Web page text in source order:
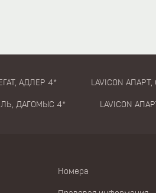
АДЛЕР 4* LAVICON
ДАГОМЫС 4* LAVICON
Номера